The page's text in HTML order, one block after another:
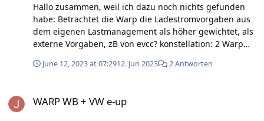
Hallo zusammen, weil ich dazu noch nichts gefunden
habe: Betrachtet die Warp die Ladestromvorgaben aus
dem eigenen Lastmanagement als höher gewichtet, als
externe Vorgaben, zB von evcc? konstellation: 2 Warp
Elektroauto kommt, setze ich den Lastmanager der
dort beide Wallboxen auf Modus „schnell“ stelle? edit:
June 12, 2023 at 07:2912. Jun 2023 2 Antworten
WARP WB + VW e-up